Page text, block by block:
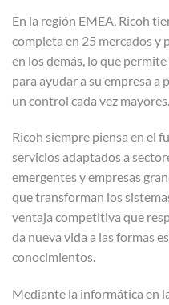
En la región EMEA, Ricoh
completa en 25 mercados y
en los demás, lo que
para ayudar a su empresa
un control cada vez mayores.
Ricoh siempre piensa en el
servicios adaptados a
emergentes y empresas
que transforman los
ventaja competitiva que
da nueva vida a las formas
conocimientos.
Mediante la informática en